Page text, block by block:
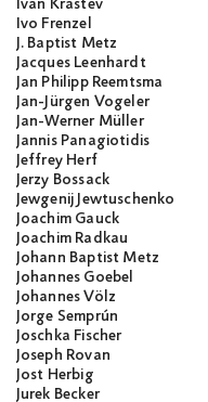
Ivan Krastev
Ivo Frenzel
J. Baptist Metz
Jacques Leenhardt
Jan Philipp Reemtsma
Jan-Jürgen Vogeler
Jan-Werner Müller
Jannis Panagiotidis
Jeffrey Herf
Jerzy Bossack
Jewgenij Jewtuschenko
Joachim Gauck
Joachim Radkau
Johann Baptist Metz
Johannes Goebel
Johannes Völz
Jorge Semprún
Joschka Fischer
Joseph Rovan
Jost Herbig
Jurek Becker